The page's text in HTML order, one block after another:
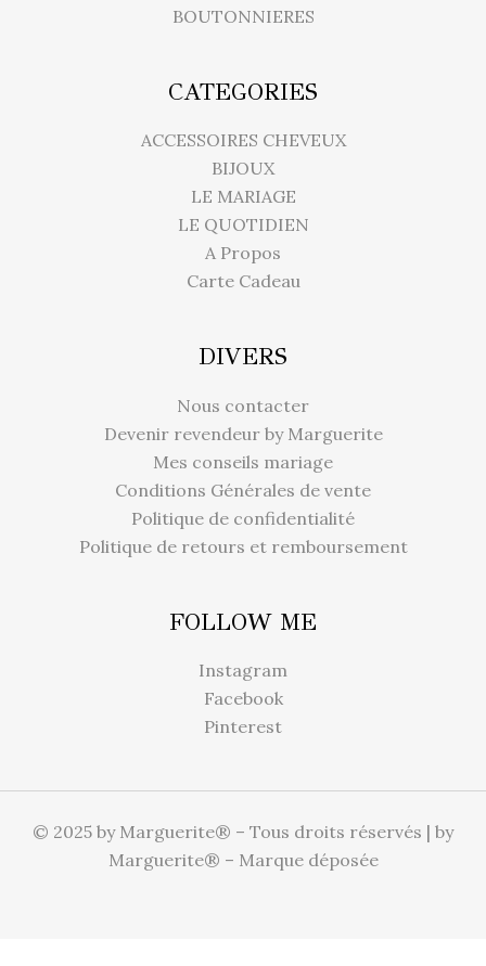
BOUTONNIERES
CATEGORIES
ACCESSOIRES CHEVEUX
BIJOUX
LE MARIAGE
LE QUOTIDIEN
A Propos
Carte Cadeau
DIVERS
Nous contacter
Devenir revendeur by Marguerite
Mes conseils mariage
Conditions Générales de vente
Politique de confidentialité
Politique de retours et remboursement
FOLLOW ME
Instagram
Facebook
Pinterest
© 2025 by Marguerite® – Tous droits réservés | by
Marguerite® – Marque déposée